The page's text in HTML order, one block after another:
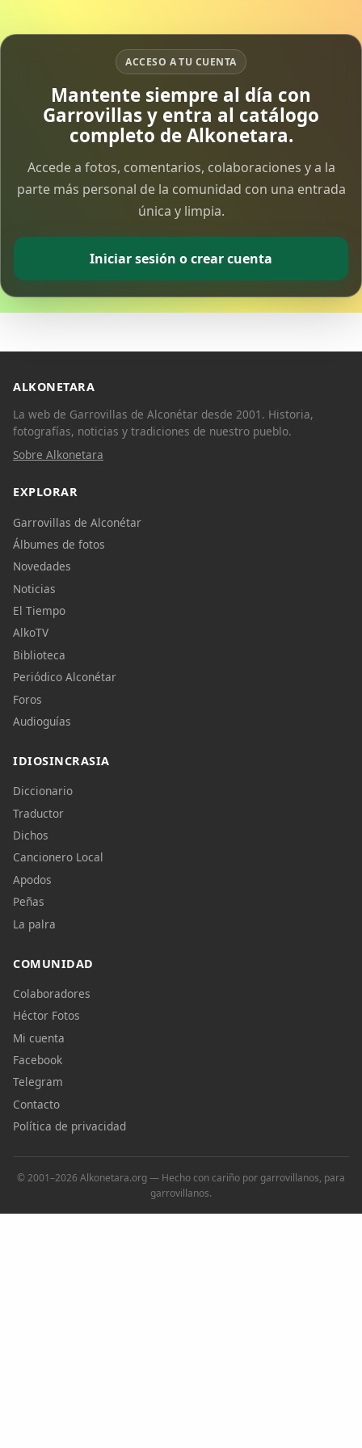
ACCESO A TU CUENTA
Mantente siempre al día con
Garrovillas y entra al catálogo
completo de Alkonetara.
Accede a fotos, comentarios, colaboraciones y a la
parte más personal de la comunidad con una entrada
única y limpia.
Iniciar sesión o crear cuenta
ALKONETARA
La web de Garrovillas de Alconétar desde 2001. Historia,
fotografías, noticias y tradiciones de nuestro pueblo.
Sobre Alkonetara
EXPLORAR
Garrovillas de Alconétar
Álbumes de fotos
Novedades
Noticias
El Tiempo
AlkoTV
Biblioteca
Periódico Alconétar
Foros
Audioguías
IDIOSINCRASIA
Diccionario
Traductor
Dichos
Cancionero Local
Apodos
Peñas
La palra
COMUNIDAD
Colaboradores
Héctor Fotos
Mi cuenta
Facebook
Telegram
Contacto
Política de privacidad
© 2001–2026 Alkonetara.org — Hecho con cariño por garrovillanos, para
garrovillanos.